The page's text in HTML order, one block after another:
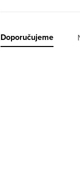
Řazení
Doporučujeme